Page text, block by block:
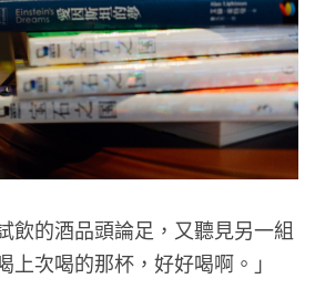
飲的酒品頭論足，又聽見另一組
上次喝的那杯，好好喝啊。」